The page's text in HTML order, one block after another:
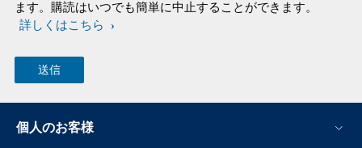
ます。購読はいつでも簡単に中止することができます。
詳しくはこちら
個人のお客様